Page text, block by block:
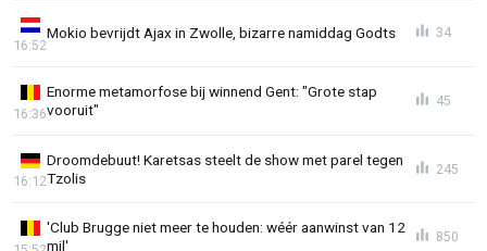
Mokio bevrijdt Ajax in Zwolle, bizarre namiddag Godts
16:52
34
Enorme metamorfose bij winnend Gent: "Grote stap
vooruit"
16:36
45
Droomdebuut! Karetsas steelt de show met parel tegen
Tzolis
16:12
245
'Club Brugge niet meer te houden: wéér aanwinst van 12
mil'
850